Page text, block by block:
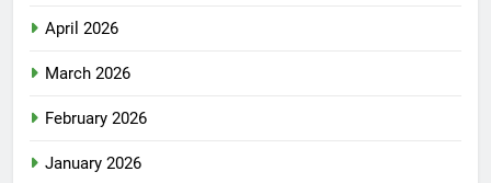
April 2026
March 2026
February 2026
January 2026